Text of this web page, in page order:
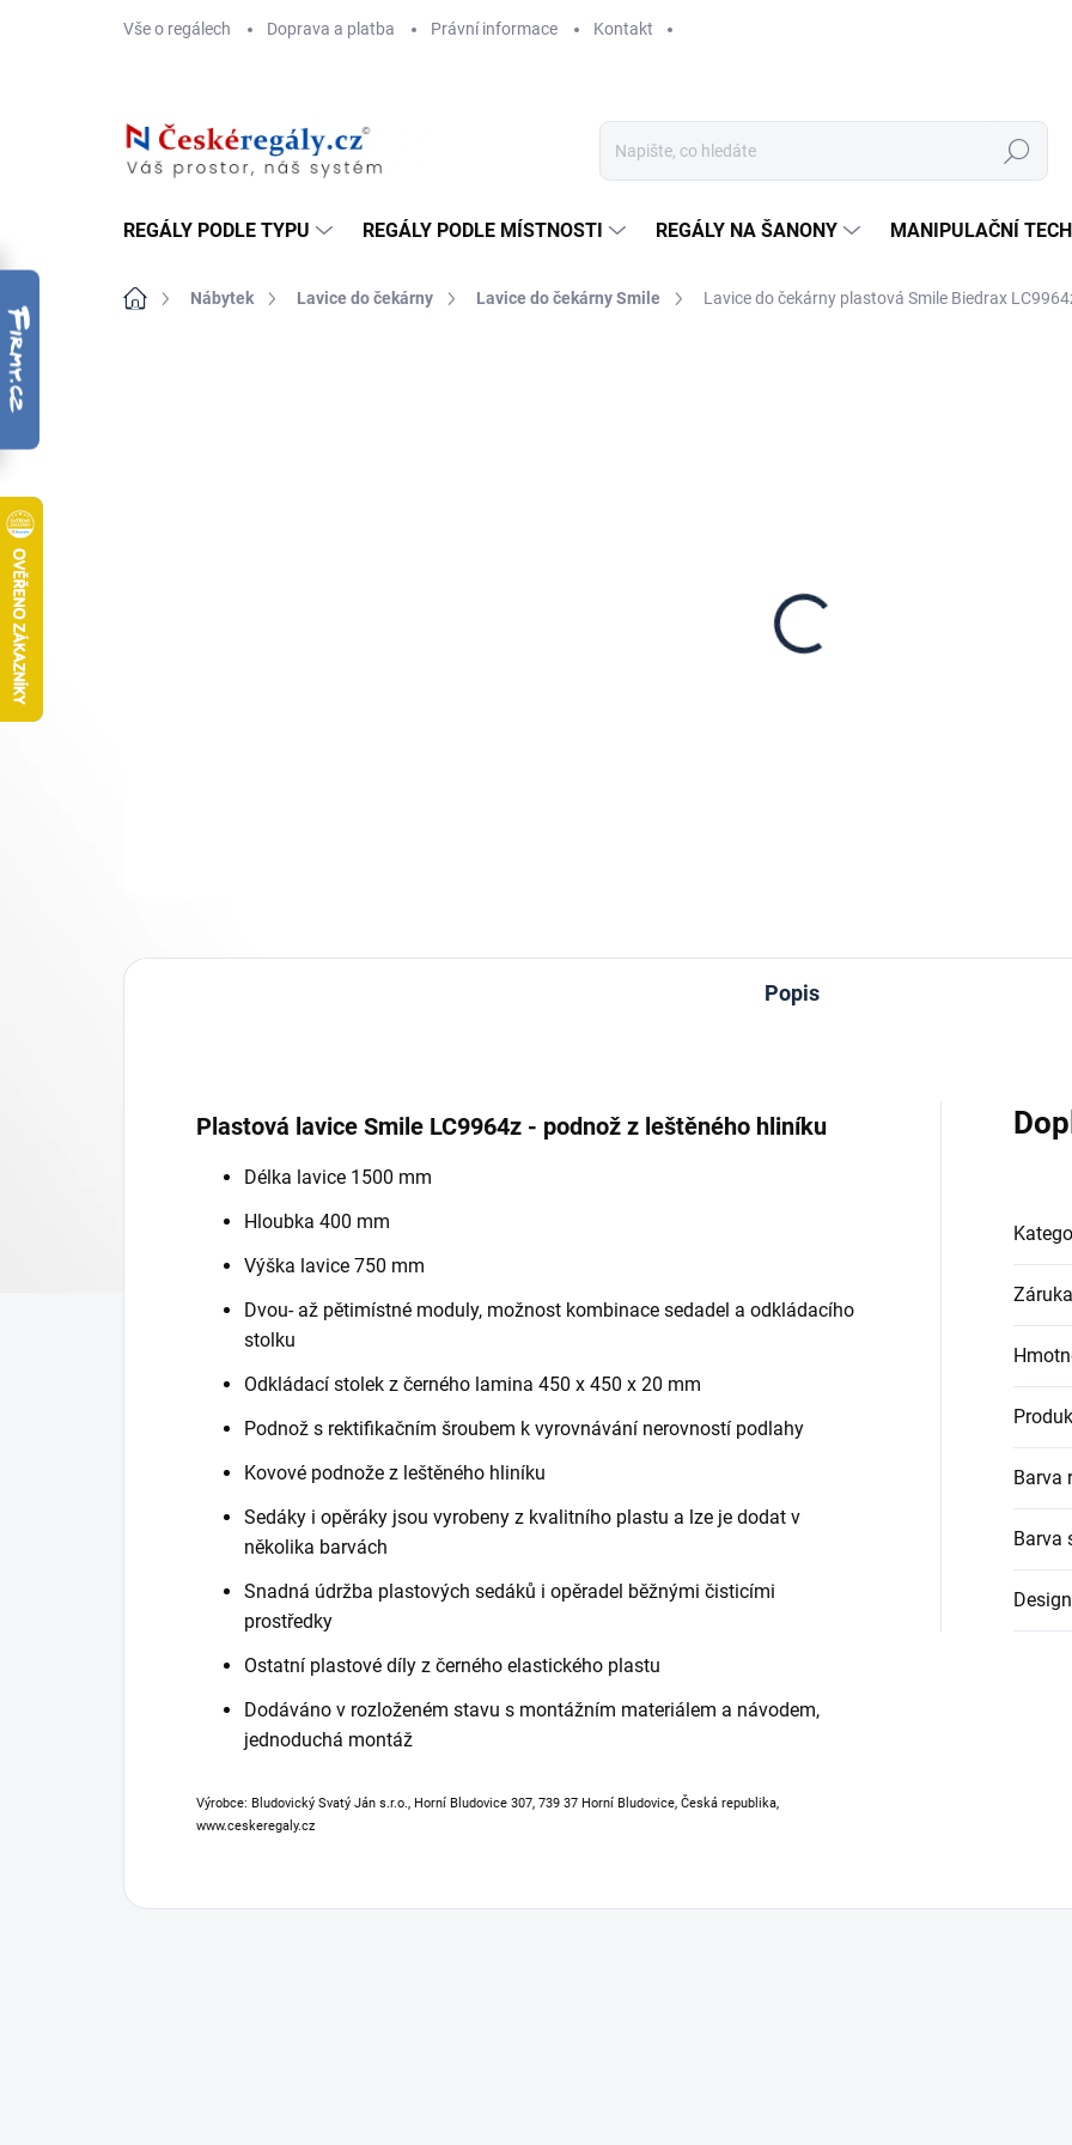
Vše o regálech Doprava a platba Právní informace Kontakt
Hledat
REGÁLY PODLE TYPU REGÁLY PODLE MÍSTNOSTI REGÁLY NA ŠANONY MANIPULAČNÍ
Domů Nábytek Lavice do čekárny Lavice do čekárny Smile Lavice do čekárny plastová Smile Biedrax
Popis
Plastová lavice Smile LC9964z - podnož z leštěného hliníku
Délka lavice 1500 mm
Hloubka 400 mm
Výška lavice 750 mm
Dvou- až pětimístné moduly, možnost kombinace sedadel a odkládacího
stolku
Odkládací stolek z černého lamina 450 x 450 x 20 mm
Podnož s rektifikačním šroubem k vyrovnávání nerovností podlahy
Kovové podnože z leštěného hliníku
Sedáky i opěráky jsou vyrobeny z kvalitního plastu a lze je dodat v
několika barvách
Snadná údržba plastových sedáků i opěradel běžnými čisticími
prostředky
Ostatní plastové díly z černého elastického plastu
Dodáváno v rozloženém stavu s montážním materiálem a návodem,
jednoduchá montáž
Výrobce: Bludovický Svatý Ján s.r.o., Horní Bludovice 307, 739 37 Horní Bludovice, Česká republika,
www.ceskeregaly.cz
Záruka
Barva
Barva
Design